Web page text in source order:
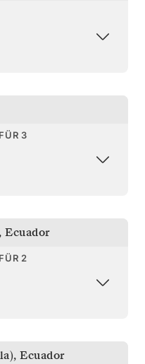
3
, Ecuador
2
, Ecuador